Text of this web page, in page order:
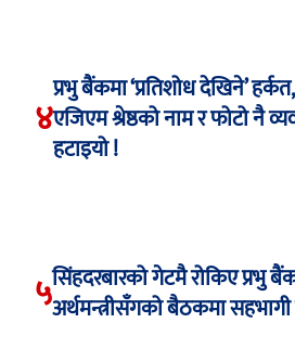
४
प्रभु बैंकमा ‘प्रतिशोध देखिने’
एजिएम श्रेष्ठको नाम र फोटो नै
हटाइयो !
५सिंहदरबारको गेटमै रोकिए प्रभु
अर्थमन्त्रीसँगको बैठकमा